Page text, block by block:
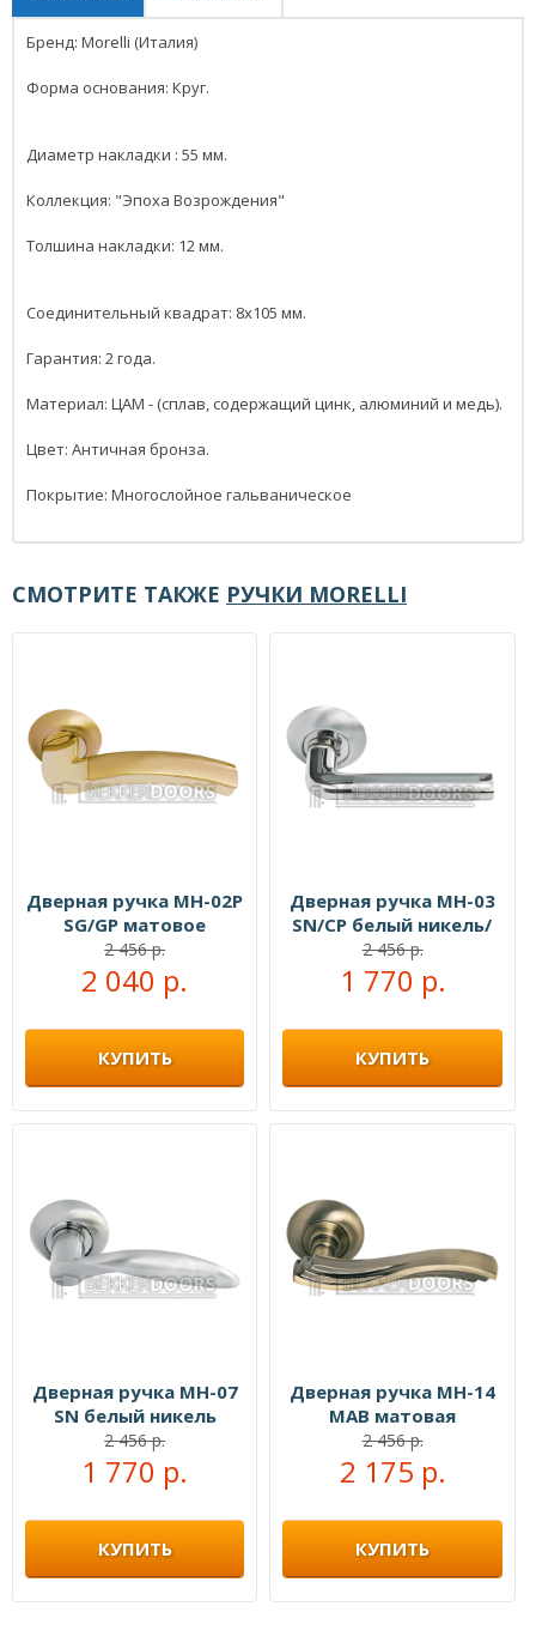
Бренд: Morelli (Италия)
Форма основания: Круг.
Диаметр накладки : 55 мм.
Коллекция: "Эпоха Возрождения"
Толшина накладки: 12 мм.
Соединительный квадрат: 8x105 мм.
Гарантия: 2 года.
Материал: ЦАМ - (сплав, содержащий цинк, алюминий и медь).
Цвет: Античная бронза.
Покрытие: Многослойное гальваническое
СМОТРИТЕ ТАКЖЕ РУЧКИ MORELLI
Дверная ручка MH-02P
SG/GP матовое
золото/золото
2 456 р.
2 040 р.
КУПИТЬ
Дверная ручка MH-03
SN/CP белый никель/
полированный хром
2 456 р.
1 770 р.
КУПИТЬ
Дверная ручка MH-07
SN белый никель
2 456 р.
1 770 р.
КУПИТЬ
Дверная ручка MH-14
MAB матовая
античная бронза/
античная бронза
2 456 р.
2 175 р.
КУПИТЬ